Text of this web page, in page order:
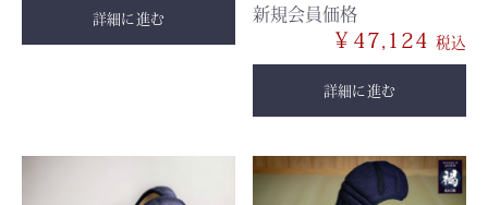
詳細に進む 新規会員価格
￥47,124
詳細に進む